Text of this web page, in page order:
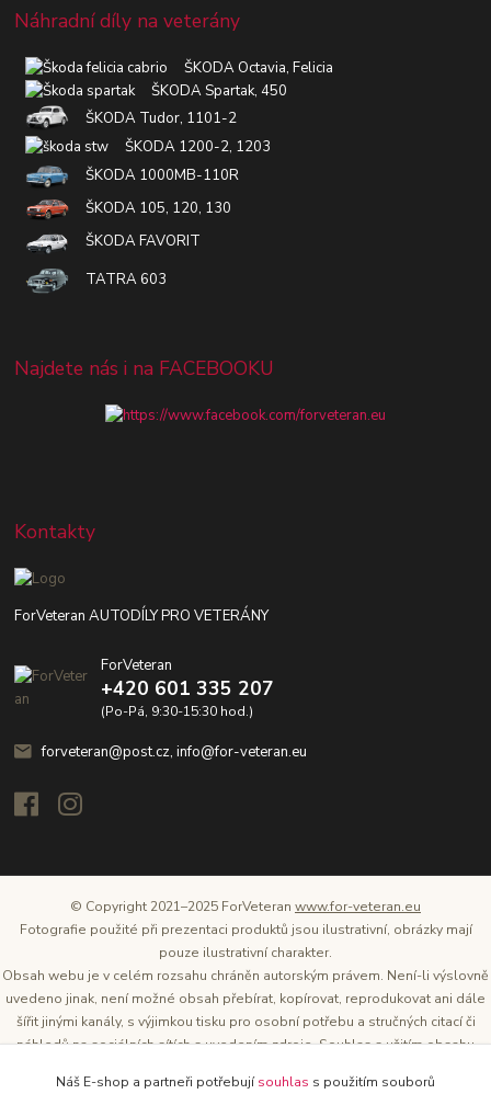
Náhradní díly na veterány
ŠKODA Octavia, Felicia
ŠKODA Spartak, 450
ŠKODA Tudor, 1101-2
ŠKODA 1200-2, 1203
ŠKODA 1000MB-110R
ŠKODA 105, 120, 130
ŠKODA FAVORIT
TATRA 603
Najdete nás i na FACEBOOKU
Kontakty
ForVeteran AUTODÍLY PRO VETERÁNY
ForVeteran
+420 601 335 207
(Po-Pá, 9:30-15:30 hod.)
forveteran@post.cz, info@for-veteran.eu
© Copyright 2021–2025 ForVeteran www.for-veteran.eu
Fotografie použité při prezentaci produktů jsou ilustrativní, obrázky mají
pouze ilustrativní charakter.
Obsah webu je v celém rozsahu chráněn autorským právem. Není-li výslovně
uvedeno jinak, není možné obsah přebírat, kopírovat, reprodukovat ani dále
šířit jinými kanály, s výjimkou tisku pro osobní potřebu a stručných citací či
náhledů na sociálních sítích s uvedením zdroje. Souhlas s užitím obsahu
těchto webových stránek je Tomáš Oršel.
Náš E-shop a partneři potřebujísouhlas s použitím souborů